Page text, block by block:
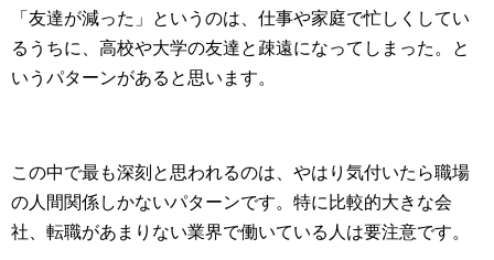
「友達が減った」というのは、仕事や家庭で忙しくしてい
るうちに、高校や大学の友達と疎遠になってしまった。と
いうパターンがあると思います。
この中で最も深刻と思われるのは、やはり気付いたら職場
の人間関係しかないパターンです。特に比較的大きな会
社、転職があまりない業界で働いている人は要注意です。